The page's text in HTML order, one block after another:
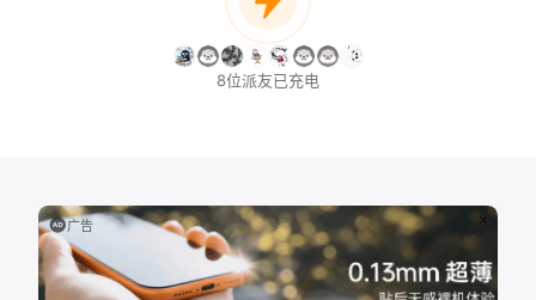
8位派友已充电
广告